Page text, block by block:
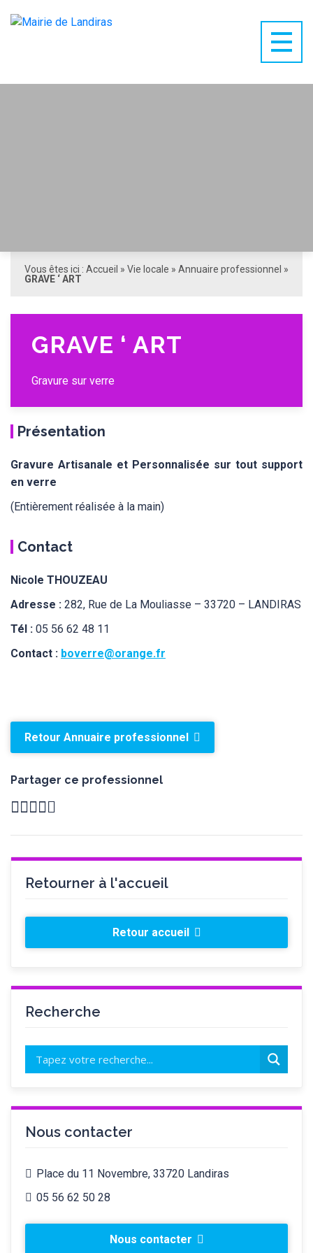
Vous êtes ici : Accueil » Vie locale » Annuaire professionnel »
GRAVE ‘ ART
GRAVE ‘ ART
Gravure sur verre
Présentation
Gravure Artisanale et Personnalisée sur tout support
en verre
(Entièrement réalisée à la main)
Contact
Nicole THOUZEAU
Adresse : 282, Rue de La Mouliasse – 33720 – LANDIRAS
Tél : 05 56 62 48 11
Contact : boverre@orange.fr
Retour Annuaire professionnel
Partager ce professionnel
Retourner à l'accueil
Retour accueil
Recherche
Nous contacter
Place du 11 Novembre, 33720 Landiras
05 56 62 50 28
Nous contacter